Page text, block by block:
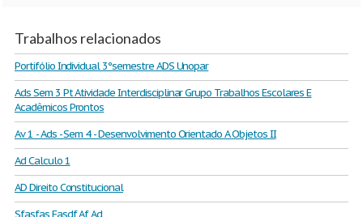
Trabalhos relacionados
Portifólio Individual 3ºsemestre ADS Unopar
Ads Sem 3 Pt Atividade Interdisciplinar Grupo Trabalhos Escolares E
Acadêmicos Prontos
Av 1 - Ads - Sem 4 - Desenvolvimento Orientado A Objetos II
Ad Calculo 1
AD Direito Constitucional
Sfasfas Fasdf Af Ad